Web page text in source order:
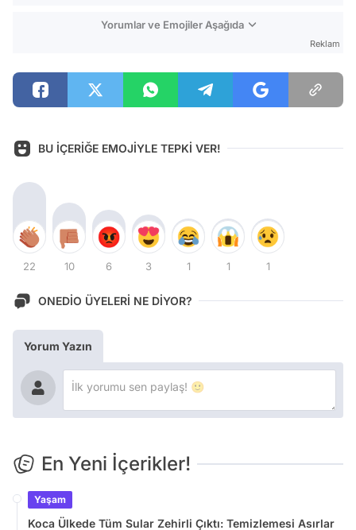
Yorumlar ve Emojiler Aşağıda
Reklam
BU İÇERİĞE EMOJİYLE TEPKİ VER!
22 10 6 3 1 1 1
ONEDİO ÜYELERİ NE DİYOR?
Yorum Yazın
En Yeni İçerikler!
Yaşam
Koca Ülkede Tüm Sular Zehirli Çıktı: Temizlemesi Asırlar